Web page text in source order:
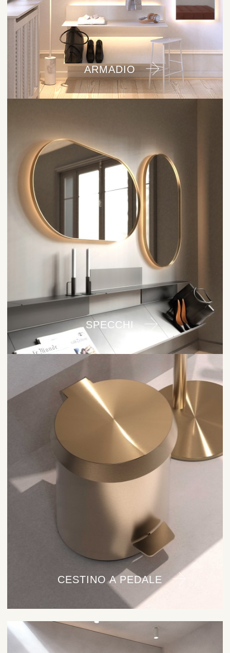
ARMADIO
SPECCHI
CESTINO A PEDALE